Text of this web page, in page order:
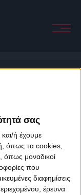
σας
ή έχουμε
όπως τα cookies,
όπως μοναδικοί
που
διαφημίσεις
έρευνα
Privacy Policy
Fotis Alexandrou